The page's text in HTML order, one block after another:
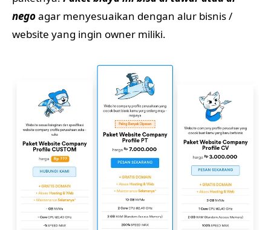
negoagar menyesuaikan dengan alur bisnis /
website yang ingin owner miliki.